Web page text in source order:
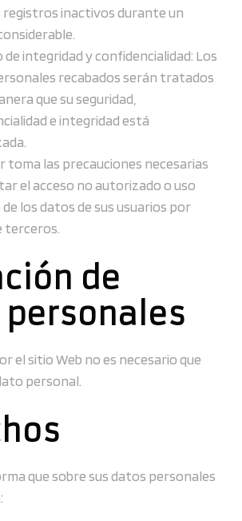
registros inactivos durante un
de integridad y confidencialidad: Los
recabados serán tratados
que su seguridad,
e integridad está
toma las precauciones necesarias
el acceso no autorizado o uso
de los datos de sus usuarios por
terceros.
de
el sitio Web no es necesario que
personal.
que sobre sus datos personales